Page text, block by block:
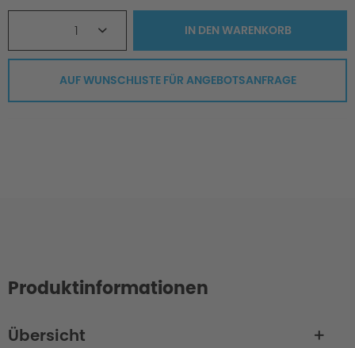
1 IN DENWARENKORB
AUF WUNSCHLISTE FÜR ANGEBOTSANFRAGE
Produktinformationen
Übersicht